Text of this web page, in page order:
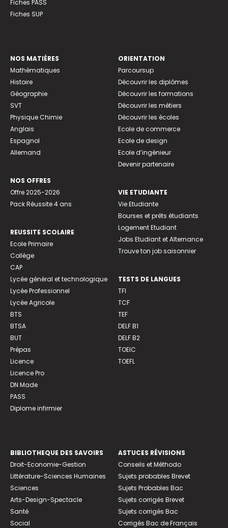
Fiches PASS
Fiches SUP
NOS MATIÈRES
Mathématiques
Histoire
Géographie
SVT
Physique Chimie
Anglais
Espagnol
Allemand
NOS OFFRES
Offre 2025-2026
Pack Réussite 4 ans
REUSSITE SCOLAIRE
Ecole Primaire
Collège
CAP
Lycée général et technologique
Lycée Professionnel
Lycée Agricole
BTS
BTSA
BUT
Prépas
Licence
Licence Pro
DN Made
PASS
Diplome infirmier
ORIENTATION
Parcoursup
Découvrir les diplômes
Découvrir les formations
Découvrir les métiers
Découvrir les écoles
Ecole de commerce
Ecole de design
Ecole d’ingénieur
Devenir partenaire
VIE ETUDIANTE
Vie Etudiante
Bourses et prêts étudiants
Logement Etudiant
Jobs Etudiant et Alternance
Trouve ton job saisonnier
TESTS DE LANGUES
TFI
TCF
TEF
DELF B1
DELF B2
TOEIC
TOEFL
BIBLIOTHEQUE DES SAVOIRS
Droit-Economie-Gestion
Littérature-Sciences Humaines
Sciences
Arts-Design-Spectacle
Santé
Social
ASTUCES RÉVISIONS
Conseils et Méthodo
Sujets probables Brevet
Sujets Probables Bac
Sujets corrigés Brevet
Sujets corrigés Bac
Corrigés Bac de Français